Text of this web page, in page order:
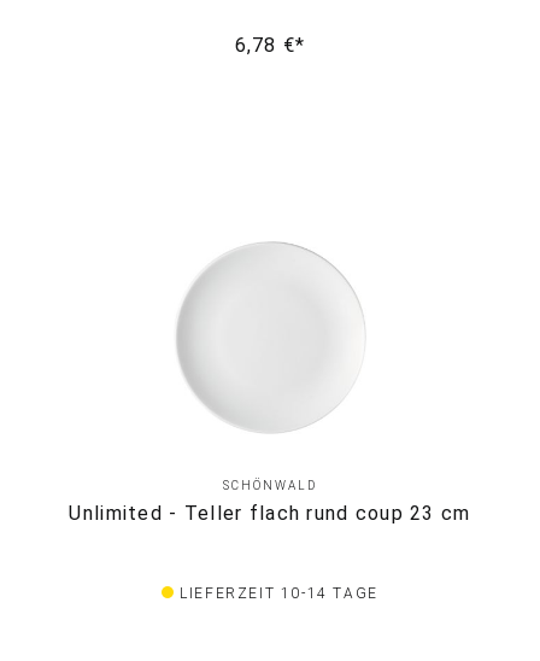
6,78 €*
SCHÖNWALD
Unlimited - Teller flach rund coup 23 cm
LIEFERZEIT 10-14 TAGE